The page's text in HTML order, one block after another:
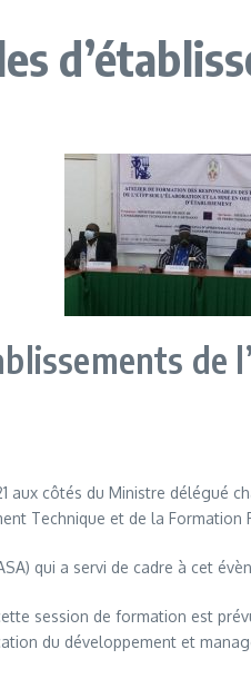
de
aux côtés du Ministre délégué
Technique et de la
qui a servi de cadre à cet
session de formation est
du développement et